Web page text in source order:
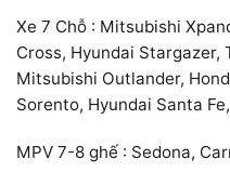
Xe 7 Chỗ : Mitsubishi
Cross, Hyundai Stargazer,
Mitsubishi Outlander,
Sorento, Hyundai Santa
MPV 7-8 ghế : Sedona,